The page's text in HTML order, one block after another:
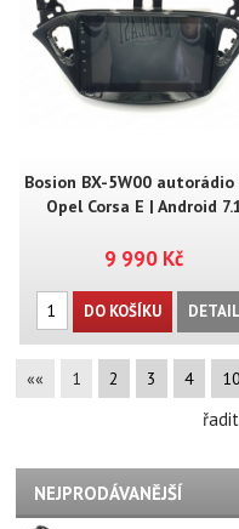
Bosion BX-5W00 autorádio
Opel Corsa E | Android
9 990 Kč
DO KOŠÍKU DETAIL
«« 1 2 3 4 10
NEJPRODÁVANĚJŠÍ